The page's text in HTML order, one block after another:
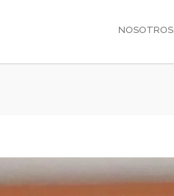
NOSOTROS